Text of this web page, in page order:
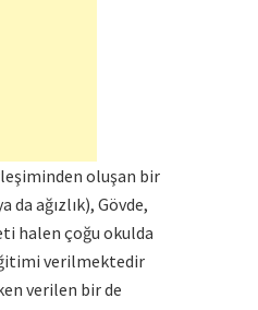
oluşan bir
da ağızlık), Gövde,
halen çoğu okulda
verilmektedir
verilen bir de